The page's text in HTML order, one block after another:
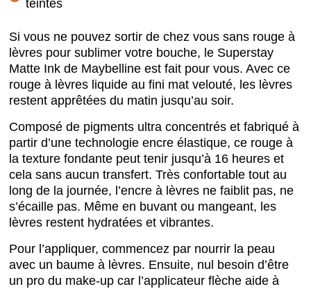
teintes
Si vous ne pouvez sortir de chez vous sans rouge à
lèvres pour sublimer votre bouche, le Superstay
Matte Ink de Maybelline est fait pour vous. Avec ce
rouge à lèvres liquide au fini mat velouté, les lèvres
restent apprêtées du matin jusqu’au soir.
Composé de pigments ultra concentrés et fabriqué à
partir d’une technologie encre élastique, ce rouge à
la texture fondante peut tenir jusqu’à 16 heures et
cela sans aucun transfert. Très confortable tout au
long de la journée, l’encre à lèvres ne faiblit pas, ne
s’écaille pas. Même en buvant ou mangeant, les
lèvres restent hydratées et vibrantes.
Pour l’appliquer, commencez par nourrir la peau
avec un baume à lèvres. Ensuite, nul besoin d’être
un pro du make-up car l’applicateur flèche aide à